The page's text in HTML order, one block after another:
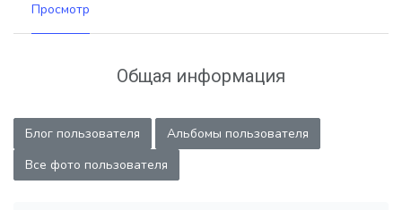
Просмотр
Общая информация
Блог пользователя
Альбомы пользователя
Все фото пользователя